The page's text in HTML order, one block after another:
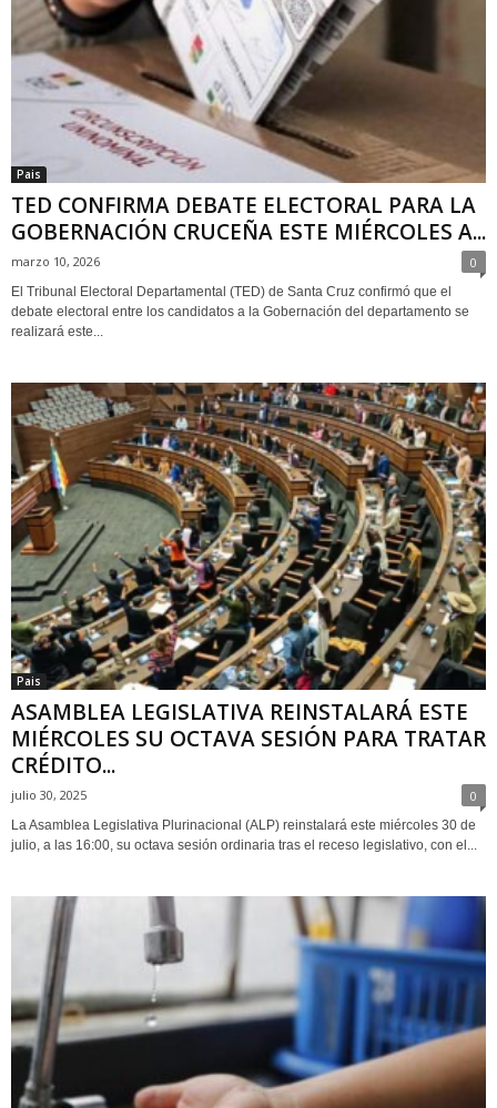
Pais
TED CONFIRMA DEBATE ELECTORAL PARA LA
GOBERNACIÓN CRUCEÑA ESTE MIÉRCOLES A...
marzo 10, 2026 0
El Tribunal Electoral Departamental (TED) de Santa Cruz confirmó que el
debate electoral entre los candidatos a la Gobernación del departamento se
realizará este...
Pais
ASAMBLEA LEGISLATIVA REINSTALARÁ ESTE
MIÉRCOLES SU OCTAVA SESIÓN PARA TRATAR
CRÉDITO...
julio 30, 2025 0
La Asamblea Legislativa Plurinacional (ALP) reinstalará este miércoles 30 de
julio, a las 16:00, su octava sesión ordinaria tras el receso legislativo, con el...